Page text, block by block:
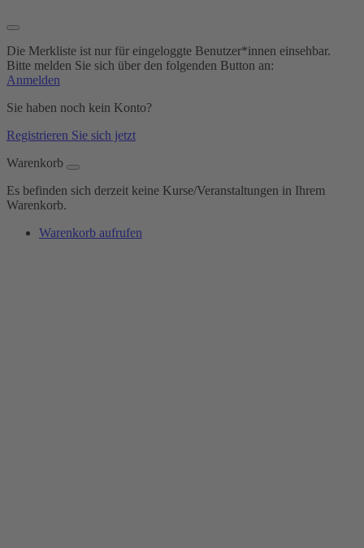
Die Merkliste ist nur für eingeloggte Benutzer*innen einsehbar.
Bitte melden Sie sich über den folgenden Button an:
Anmelden
Sie haben noch kein Konto?
Registrieren Sie sich jetzt
Warenkorb
Es befinden sich derzeit keine Kurse/Veranstaltungen in Ihrem
Warenkorb.
Warenkorb aufrufen